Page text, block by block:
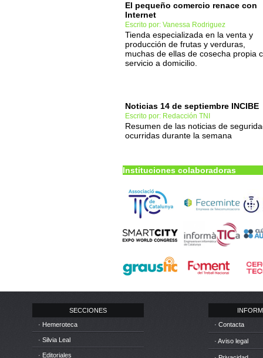
El pequeño comercio renace con
Internet
Escrito por: Vanessa Rodriguez
Tienda especializada en la venta y
producción de frutas y verduras,
muchas de ellas de cosecha propia
servicio a domicilio.
Noticias 14 de septiembre INCIBE
Escrito por: Redacción TNI
Resumen de las noticias de
ocurridas durante la semana
Instituciones colaboradoras
SECCIONES
· Hemeroteca
· Silvia Leal
· Editoriales
· Contacta
· Aviso legal